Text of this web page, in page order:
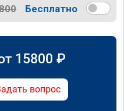
Бесплатно
15800 ₽
вопрос